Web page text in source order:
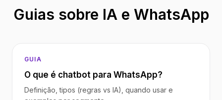
Guias sobre IA e WhatsApp
GUIA
O que é chatbot para WhatsApp?
Definição, tipos (regras vs IA), quando usar e